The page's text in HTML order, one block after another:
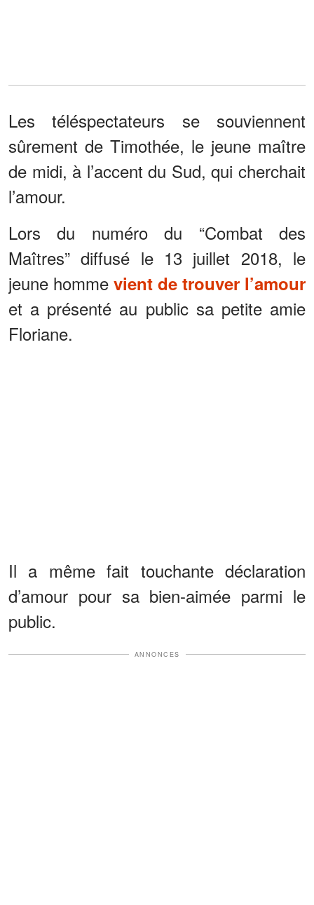
Les téléspectateurs se souviennent
sûrement de Timothée, le jeune maître
de midi, à l’accent du Sud, qui cherchait
l’amour.
Lors du numéro du “Combat des
Maîtres” diffusé le 13 juillet 2018, le
jeune homme vient de trouver l’amour
et a présenté au public sa petite amie
Floriane.
Il a même fait touchante déclaration
d’amour pour sa bien-aimée parmi le
public.
ANNONCES